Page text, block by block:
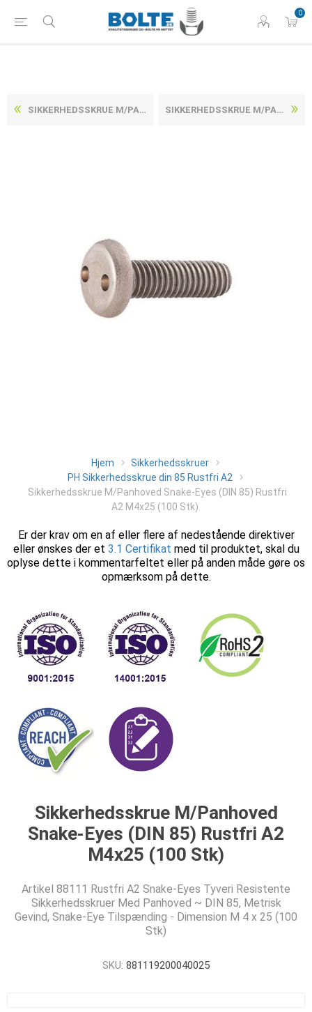
0
SIKKERHEDSSKRUE M/PANHOVED SNAKE-EYES (DIN 85) RUSTFRI A2 M4X20 (100 STK) SIKKERHEDSSKRUE M/PANHOVED SNAKE-EYES (DIN 85) RUSTFRI A2 M4X6 (100 STK)
Hjem
Sikkerhedsskruer
PH Sikkerhedsskrue din 85 Rustfri A2
Sikkerhedsskrue M/Panhoved Snake-Eyes (DIN 85) Rustfri
A2 M4x25 (100 Stk)
Er der krav om en af eller flere af nedestående direktiver
eller ønskes der et 3.1 Certifikat med til produktet, skal du
oplyse dette i kommentarfeltet eller på anden måde gøre os
opmærksom på dette.
Sikkerhedsskrue M/Panhoved
Snake-Eyes (DIN 85) Rustfri A2
M4x25 (100 Stk)
Artikel 88111 Rustfri A2 Snake-Eyes Tyveri Resistente
Sikkerhedsskruer Med Panhoved ~ DIN 85, Metrisk
Gevind, Snake-Eye Tilspænding - Dimension M 4 x 25 (100
Stk)
SKU: 881119200040025